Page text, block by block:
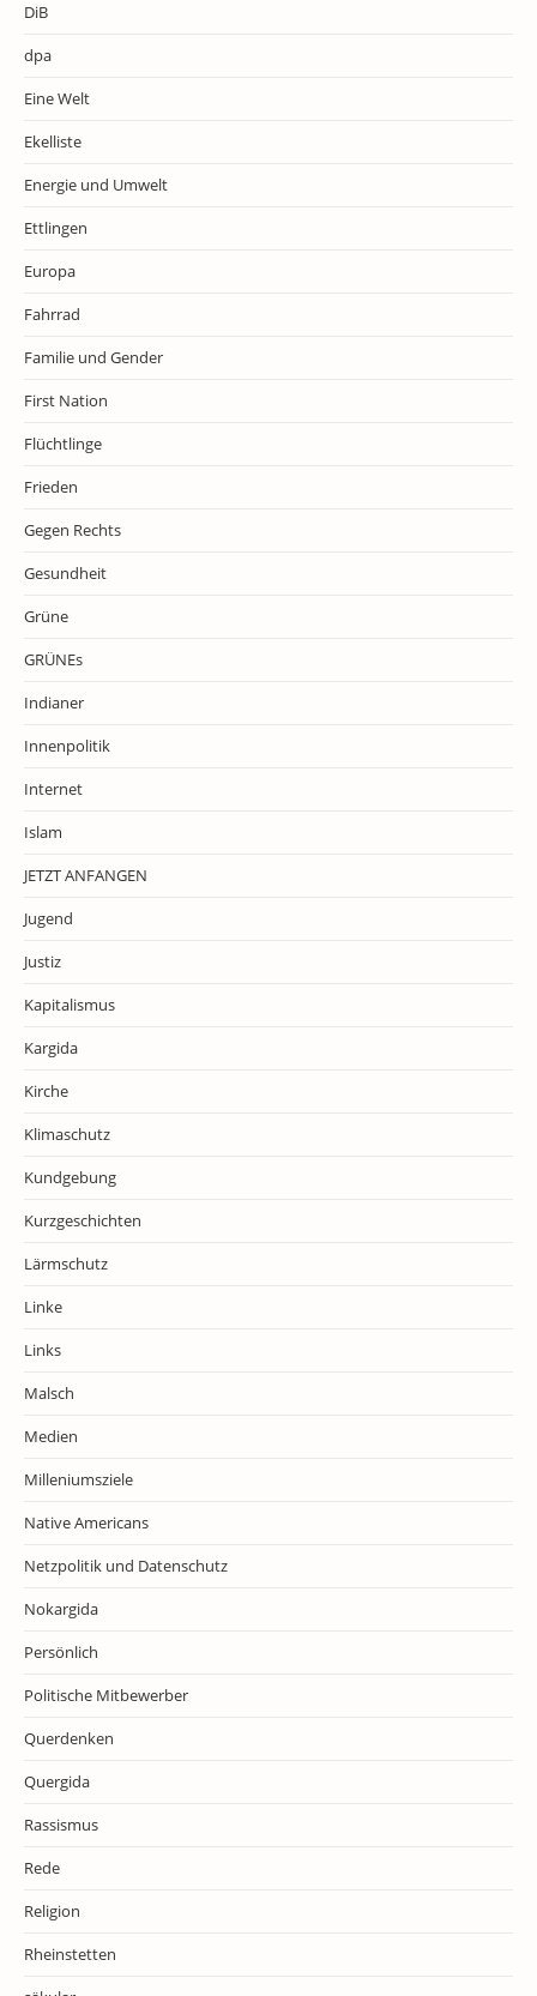
DiB
dpa
Eine Welt
Ekelliste
Energie und Umwelt
Ettlingen
Europa
Fahrrad
Familie und Gender
First Nation
Flüchtlinge
Frieden
Gegen Rechts
Gesundheit
Grüne
GRÜNEs
Indianer
Innenpolitik
Internet
Islam
JETZT ANFANGEN
Jugend
Justiz
Kapitalismus
Kargida
Kirche
Klimaschutz
Kundgebung
Kurzgeschichten
Lärmschutz
Linke
Links
Malsch
Medien
Milleniumsziele
Native Americans
Netzpolitik und Datenschutz
Nokargida
Persönlich
Politische Mitbewerber
Querdenken
Quergida
Rassismus
Rede
Religion
Rheinstetten